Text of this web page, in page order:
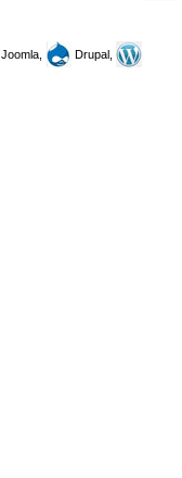
Joomla,
Drupal,